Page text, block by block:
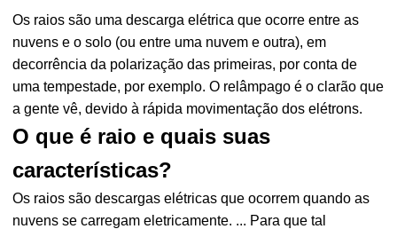
Os raios são uma descarga elétrica que ocorre entre as
nuvens e o solo (ou entre uma nuvem e outra), em
decorrência da polarização das primeiras, por conta de
uma tempestade, por exemplo. O relâmpago é o clarão que
a gente vê, devido à rápida movimentação dos elétrons.
O que é raio e quais suas
características?
Os raios são descargas elétricas que ocorrem quando as
nuvens se carregam eletricamente. ... Para que tal